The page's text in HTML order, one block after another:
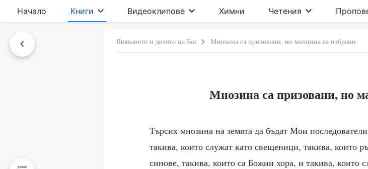
Начало Книги Видеоклипове Химни Четения
Явяването и делото на Бог Мнозина са призовани, но малцина са избрани
Мнозина са призовани, но
Търсих мнозина на земята да бъдат Мои
такива, които служат като свещеници, такива, които
синове, такива, които са Божии хора, и такива, които